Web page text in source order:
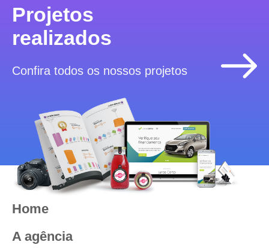
Projetos
realizados
Confira todos os nossos projetos
Home
A agência